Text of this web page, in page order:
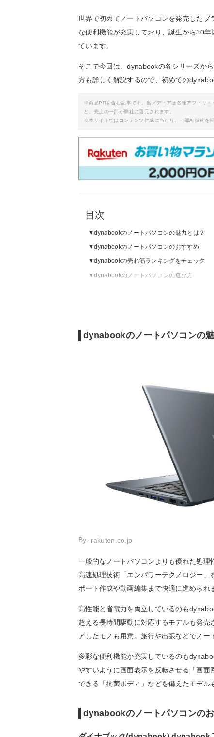
世界で初めてノートパソコンを発売した
な便利機能が充実しており、誕生から30
ています。
そこで今回は、dynabookの各シリーズか
方も詳しく解説するので、初めての
※商品PRを含む記事です。当メディアは各種アフィリ
と、売上の一部が弊社に還元されます。
※本サイトではコンテンツ作成に当たり、一部AI技術を
目次
dynabookのノートパソコンの魅力とは？
dynabookのノートパソコンのおすすめ
dynabookの売れ筋ランキングをチェック
dynabookのノートパソコンの選び方
dynabookのノートパソコンの
By: rakuten.co.jp
一般的なノートパソコンよりも優れた処
高速処理技術「エンパワーテクノロジー
ポート作成や動画編集まで快適に進められ
高性能と省電力を両立しているのも
超える長時間駆動に対応するモデルも発
アしたモノも用意。旅行や出張などでノー
多彩な便利機能が充実しているのも
やすいように画面表示を反転させる「画
できる「抗菌ボディ」などを備えたモデル
dynabookのノートパソコンの